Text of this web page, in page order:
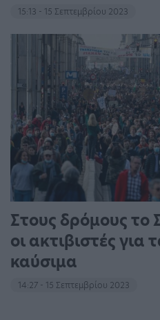
15:13 - 15 Σεπτεμβρίου 2023
Στους δρόμους το
οι ακτιβιστές για
καύσιμα
14:27 - 15 Σεπτεμβρίου 2023